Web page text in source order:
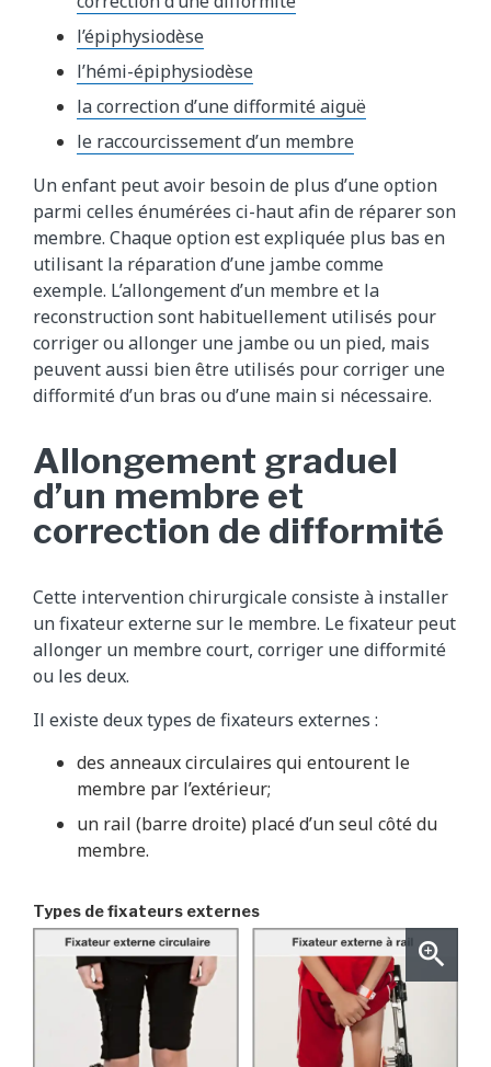
l’épiphysiodèse
l’hémi-épiphysiodèse
la correction d’une difformité aiguë
le raccourcissement d’un membre
Un enfant peut avoir besoin de plus d’une option
parmi celles énumérées ci-haut afin de réparer son
membre. Chaque option est expliquée plus bas en
utilisant la réparation d’une jambe comme
exemple. L’allongement d’un membre et la
reconstruction sont habituellement utilisés pour
corriger ou allonger une jambe ou un pied, mais
peuvent aussi bien être utilisés pour corriger une
difformité d’un bras ou d’une main si nécessaire.
Allongement graduel
d’un membre et
correction de difformité
Cette intervention chirurgicale consiste à installer
un fixateur externe sur le membre. Le fixateur peut
allonger un membre court, corriger une difformité
ou les deux.
Il existe deux types de fixateurs externes :
des anneaux circulaires qui entourent le
membre par l’extérieur;
un rail (barre droite) placé d’un seul côté du
membre.
Types de fixateurs externes